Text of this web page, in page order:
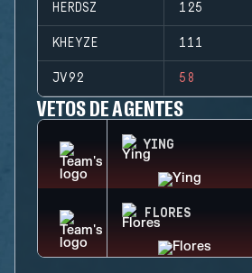
HERDSZ 125
KHEYZE 111
JV92 58
VETOS DE AGENTES
YING
FLORES